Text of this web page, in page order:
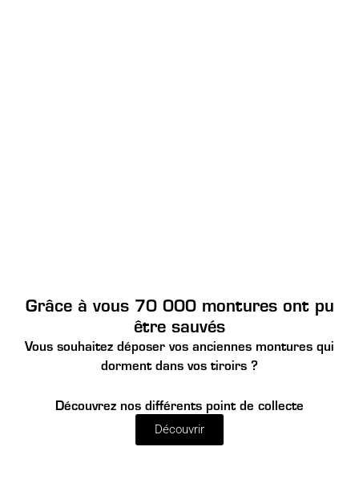
Grâce à vous 70 000 montures ont pu
être sauvés
Vous souhaitez déposer vos anciennes montures qui
dorment dans vos tiroirs ?
Découvrez nos différents point de collecte
Découvrir